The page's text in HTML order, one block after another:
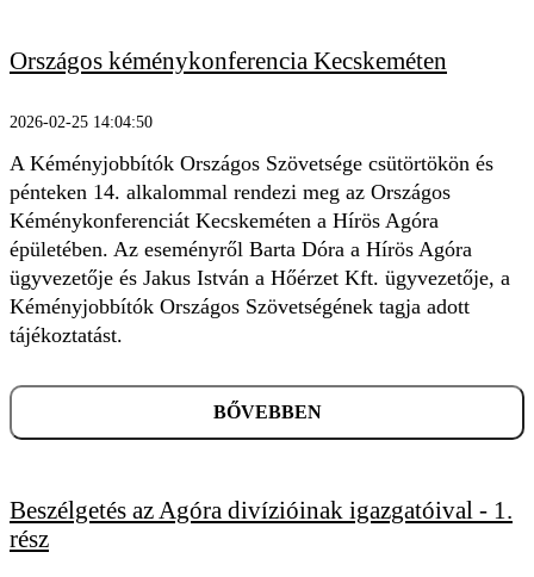
Országos kéménykonferencia Kecskeméten
2026-02-25 14:04:50
A Kéményjobbítók Országos Szövetsége csütörtökön és
pénteken 14. alkalommal rendezi meg az Országos
Kéménykonferenciát Kecskeméten a Hírös Agóra
épületében. Az eseményről Barta Dóra a Hírös Agóra
ügyvezetője és Jakus István a Hőérzet Kft. ügyvezetője, a
Kéményjobbítók Országos Szövetségének tagja adott
tájékoztatást.
BŐVEBBEN
Beszélgetés az Agóra divízióinak igazgatóival - 1.
rész